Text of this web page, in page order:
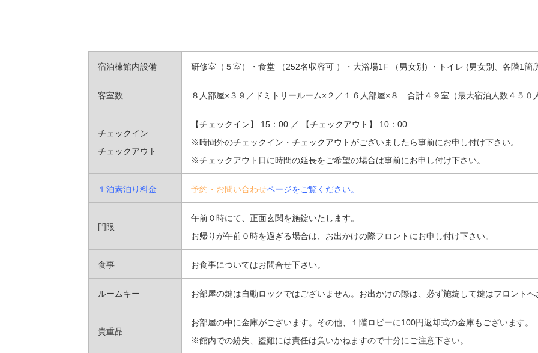
宿泊棟館内設備 研修室（５室）・食堂 （252名収容可 ）・大浴場1F （男女別) ・トイレ (男女別、各階1箇
客室数 ８人部屋×３９／ドミトリールーム×２／１６人部屋×８ 合計４９室（最大宿泊人数４５０
チェックイン
チェックアウト
【チェックイン】 15：00 ／ 【チェックアウト】 10：00
※時間外のチェックイン・チェックアウトがございましたら事前にお申し付け下さい。
※チェックアウト日に時間の延長をご希望の場合は事前にお申し付け下さい。
１泊素泊り料金 予約・お問い合わせページをご覧ください。
門限
午前０時にて、正面玄関を施錠いたします。
お帰りが午前０時を過ぎる場合は、お出かけの際フロントにお申し付け下さい。
食事 お食事についてはお問合せ下さい。
ルームキー お部屋の鍵は自動ロックではございません。お出かけの際は、必ず施錠して鍵はフロントへ
貴重品
お部屋の中に金庫がございます。その他、１階ロビーに100円返却式の金庫もございます。
※館内での紛失、盗難には責任は負いかねますので十分にご注意下さい。